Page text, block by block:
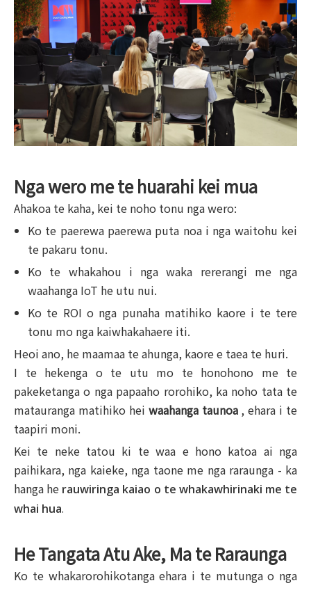
Nga wero me te huarahi kei mua
Ahakoa te kaha, kei te noho tonu nga wero:
Ko te paerewa paerewa puta noa i nga waitohu kei
te pakaru tonu.
Ko te whakahou i nga waka rererangi me nga
waahanga IoT he utu nui.
Ko te ROI o nga punaha matihiko kaore i te tere
tonu mo nga kaiwhakahaere iti.
Heoi ano, he maamaa te ahunga, kaore e taea te huri.
I te hekenga o te utu mo te honohono me te
pakeketanga o nga papaaho rorohiko, ka noho tata te
matauranga matihiko hei waahanga taunoa , ehara i te
taapiri moni.
Kei te neke tatou ki te waa e hono katoa ai nga
paihikara, nga kaieke, nga taone me nga raraunga - ka
hanga he rauwiringa kaiao o te whakawhirinaki me te
whai hua.
He Tangata Atu Ake, Ma te Raraunga
Ko te whakarorohikotanga ehara i te mutunga o nga